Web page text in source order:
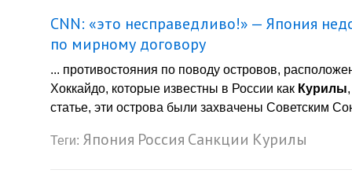
CNN: «это несправедливо!» — Япония
по мирному договору
... противостояния по поводу островов,
Хоккайдо, которые известны в России как Курилы
статье, эти острова были захвачены Советским
Теги: Япония Россия Санкции Курилы